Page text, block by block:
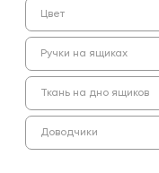
Цвет
Ручки на ящиках
Ткань на дно ящиков
Доводчики